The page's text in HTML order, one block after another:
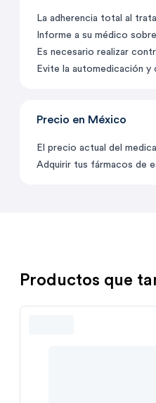
La adherencia total al
Informe a su médico
Es necesario realizar
Evite la automedicación y
Precio en México
El precio actual del
Adquirir tus fármacos de
Productos que